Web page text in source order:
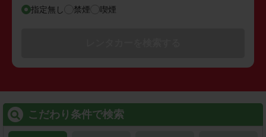
指定無し 禁煙 喫煙
こだわり条件で検索